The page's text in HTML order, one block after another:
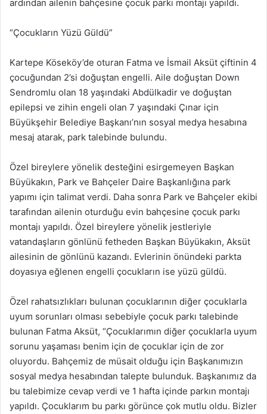
ardından ailenin bahçesine çocuk parkı montajı yapıldı.
“Çocukların Yüzü Güldü”
Kartepe Köseköy’de oturan Fatma ve İsmail Aksüt çiftinin 4
çocuğundan 2’si doğuştan engelli. Aile doğuştan Down
Sendromlu olan 18 yaşındaki Abdülkadir ve doğuştan
epilepsi ve zihin engeli olan 7 yaşındaki Çınar için
Büyükşehir Belediye Başkanı’nın sosyal medya hesabına
mesaj atarak, park talebinde bulundu.
Özel bireylere yönelik desteğini esirgemeyen Başkan
Büyükakın, Park ve Bahçeler Daire Başkanlığına park
yapımı için talimat verdi. Daha sonra Park ve Bahçeler ekibi
tarafından ailenin oturduğu evin bahçesine çocuk parkı
montajı yapıldı. Özel bireylere yönelik jestleriyle
vatandaşların gönlünü fetheden Başkan Büyükakın, Aksüt
ailesinin de gönlünü kazandı. Evlerinin önündeki parkta
doyasıya eğlenen engelli çocukların ise yüzü güldü.
Özel rahatsızlıkları bulunan çocuklarının diğer çocuklarla
uyum sorunları olması sebebiyle çocuk parkı talebinde
bulunan Fatma Aksüt, “Çocuklarımın diğer çocuklarla uyum
sorunu yaşaması benim için de çocuklar için de zor
oluyordu. Bahçemiz de müsait olduğu için Başkanımızın
sosyal medya hesabından talepte bulunduk. Başkanımız da
bu talebimize cevap verdi ve 1 hafta içinde parkın montajı
yapıldı. Çocuklarım bu parkı görünce çok mutlu oldu. Bizler